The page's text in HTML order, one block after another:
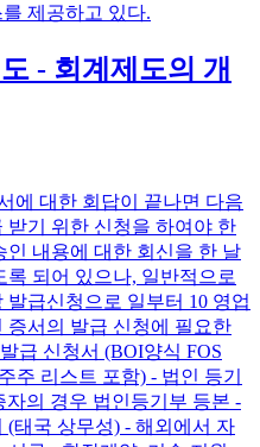
제공하고 있다.
- 회계제도의 개
에 대한 회답이 끝나면 다음
받기 위한 신청을 하여야 한
인 내용에 대한 회신을 한 날
록 되어 있으나, 일반적으로
급신청으로 일부터 10 영업
증서의 발급 신청에 필요한
급 신청서 (BOI양식 FOS
주 리스트 포함) - 법인 등기
의 경우 법인등기부 등본 -
태국 상무성) - 해외에서 자